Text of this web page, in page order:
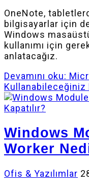
OneNote,
bilgisayarlar için
Windows
kullanımı için
anlatacağız.
Devamını oku:
Kullanabileceğiniz
Windows
Worker
Ofis & Yazılımlar